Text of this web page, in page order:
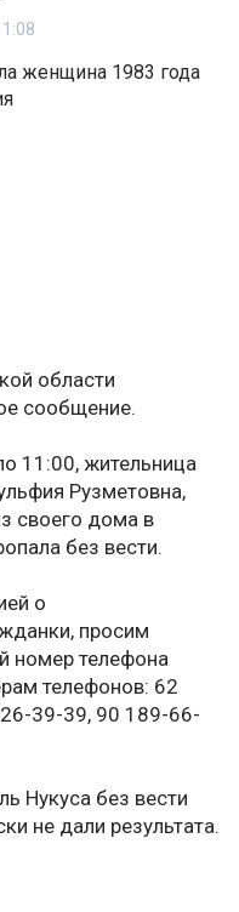
области
сообщение.
11:00, жительница
Рузметовна,
своего дома в
без вести.
о
просим
номер телефона
телефонов: 62
39-39, 90 189-66-
Нукуса без вести
не дали результата.